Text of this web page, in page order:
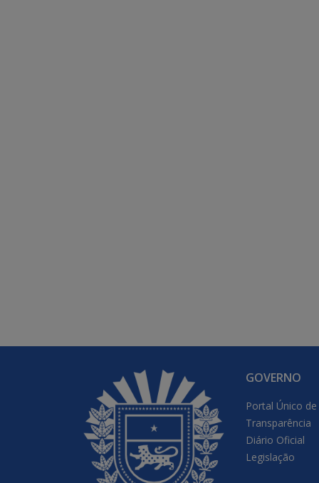
GOVERNO
Portal Único
Transparência
Diário Oficial
Legislação